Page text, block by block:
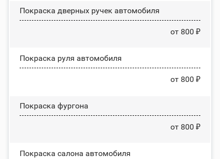
Покраска дверных ручек автомобиля
от 800 ₽
Покраска руля автомобиля
от 800 ₽
Покраска фургона
от 800 ₽
Покраска салона автомобиля